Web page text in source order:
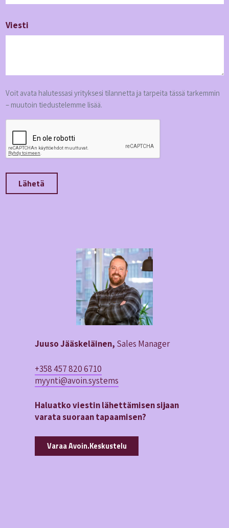
Viesti
Voit avata halutessasi yrityksesi tilannetta ja tarpeita tässä tarkemmin
– muutoin tiedustelemme lisää.
Juuso Jääskeläinen, Sales Manager
+358 457 820 6710
myynti@avoin.systems
Haluatko viestin lähettämisen sijaan
varata suoraan tapaamisen?
Varaa Avoin.Keskustelu